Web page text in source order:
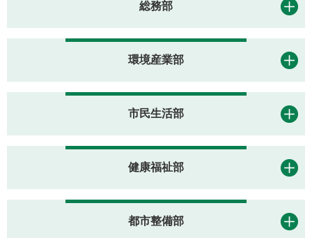
総務部
環境産業部
市民生活部
健康福祉部
都市整備部